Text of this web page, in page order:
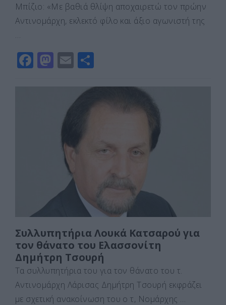
Μπίζιο: «Με βαθιά θλίψη αποχαιρετώ τον πρώην
Αντινομάρχη, εκλεκτό φίλο και άξιο αγωνιστή της
…
F M
d
o
n
E
ai
l
ρ
α
τε
ίτ
Συλλυπητήρια Λουκά Κατσαρού για
τον θάνατο του Ελασσονίτη
Δημήτρη Τσουρή
Τα συλλυπητήρια του για τον θάνατο του τ.
Αντινομάρχη Λάρισας Δημήτρη Τσουρή εκφράζει
με σχετική ανακοίνωση του ο τ, Νομάρχης …